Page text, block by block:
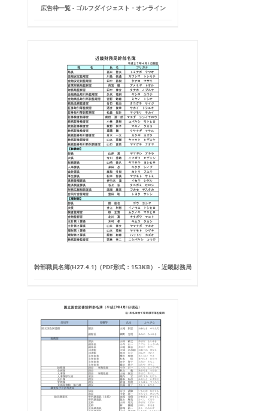
広告枠一覧 - ゴルフダイジェスト・オンライン
幹部職員名簿(H27.4.1)（PDF形式：153KB） - 近畿財務局